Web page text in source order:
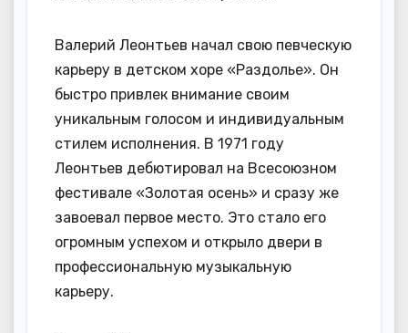
Валерий Леонтьев начал свою певческую
карьеру в детском хоре «Раздолье». Он
быстро привлек внимание своим
уникальным голосом и индивидуальным
стилем исполнения. В 1971 году
Леонтьев дебютировал на Всесоюзном
фестивале «Золотая осень» и сразу же
завоевал первое место. Это стало его
огромным успехом и открыло двери в
профессиональную музыкальную
карьеру.